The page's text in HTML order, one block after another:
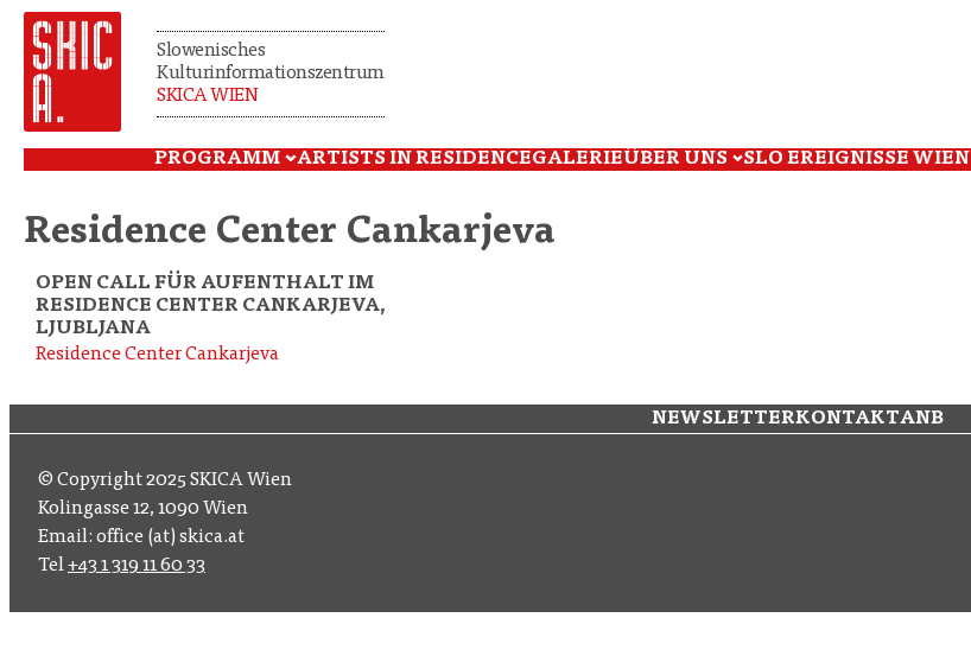
Slowenisches
Kulturinformationszentrum
SKICA WIEN
PROGRAMM ARTISTS IN RESIDENCEGALERIEÜBER UNS SLO EREIGNISSE WIEN
Residence Center Cankarjeva
OPEN CALL FÜR AUFENTHALT IM
RESIDENCE CENTER CANKARJEVA,
LJUBLJANA
Residence Center Cankarjeva
NEWSLETTERKONTAKTANB
© Copyright 2025 SKICA Wien
Kolingasse 12, 1090 Wien
Email: office (at) skica.at
Tel+43 1 319 11 60 33